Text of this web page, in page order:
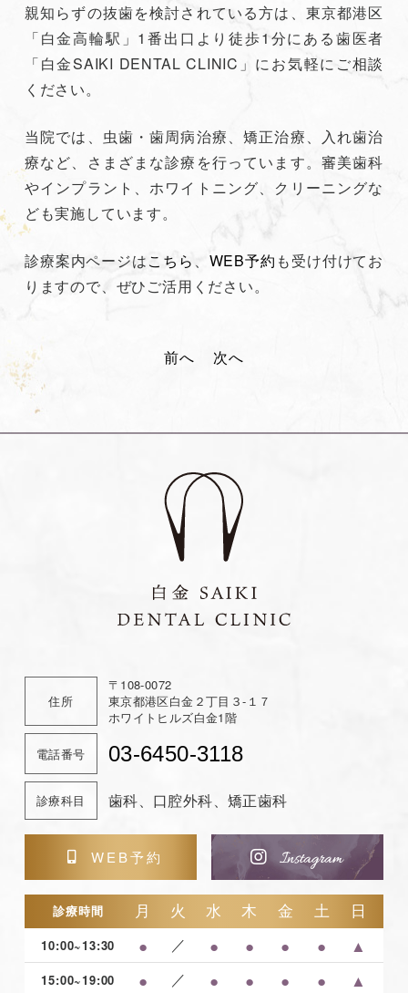
親知らずの抜歯を検討されている方は、東京都港区
「白金高輪駅」1番出口より徒歩1分にある歯医者
「白金SAIKI DENTAL CLINIC」にお気軽にご相談
ください。
当院では、虫歯・歯周病治療、矯正治療、入れ歯治
療など、さまざまな診療を行っています。審美歯科
やインプラント、ホワイトニング、クリーニングな
ども実施しています。
診療案内ページはこちら、 WEB予約 も受け付けてお
りますので、ぜひご活用ください。
投
稿
ナ
ン
前へ 次へ
住所
〒108-0072
東京都港区白金２丁目３-１７
ホワイトヒルズ白金1階
電話番号 03-6450-3118
診療科目 歯科、口腔外科、矯正歯科
WEB予約
診療時間 月 火 水 木 金 土
日
10:00~13:30
● ／ ● ● ● ● ▲
15:00~19:00 ● ／ ● ● ● ● ▲